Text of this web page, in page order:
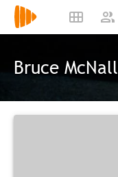
Bruce McNall